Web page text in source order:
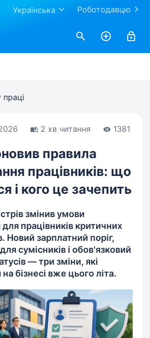
Роботодавцю
Українська
2 хв читання 1381
правила
працівників: що
і кого це зачепить
змінив умови
працівників критичних
Новий зарплатний поріг,
сумісників і обов'язковий
— три зміни, які
бізнесі вже цього літа.